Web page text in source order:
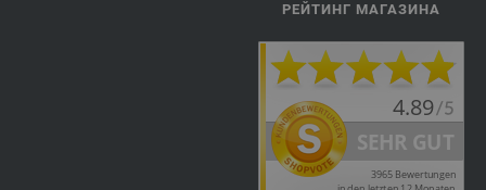
РЕЙТИНГ МАГАЗИНА